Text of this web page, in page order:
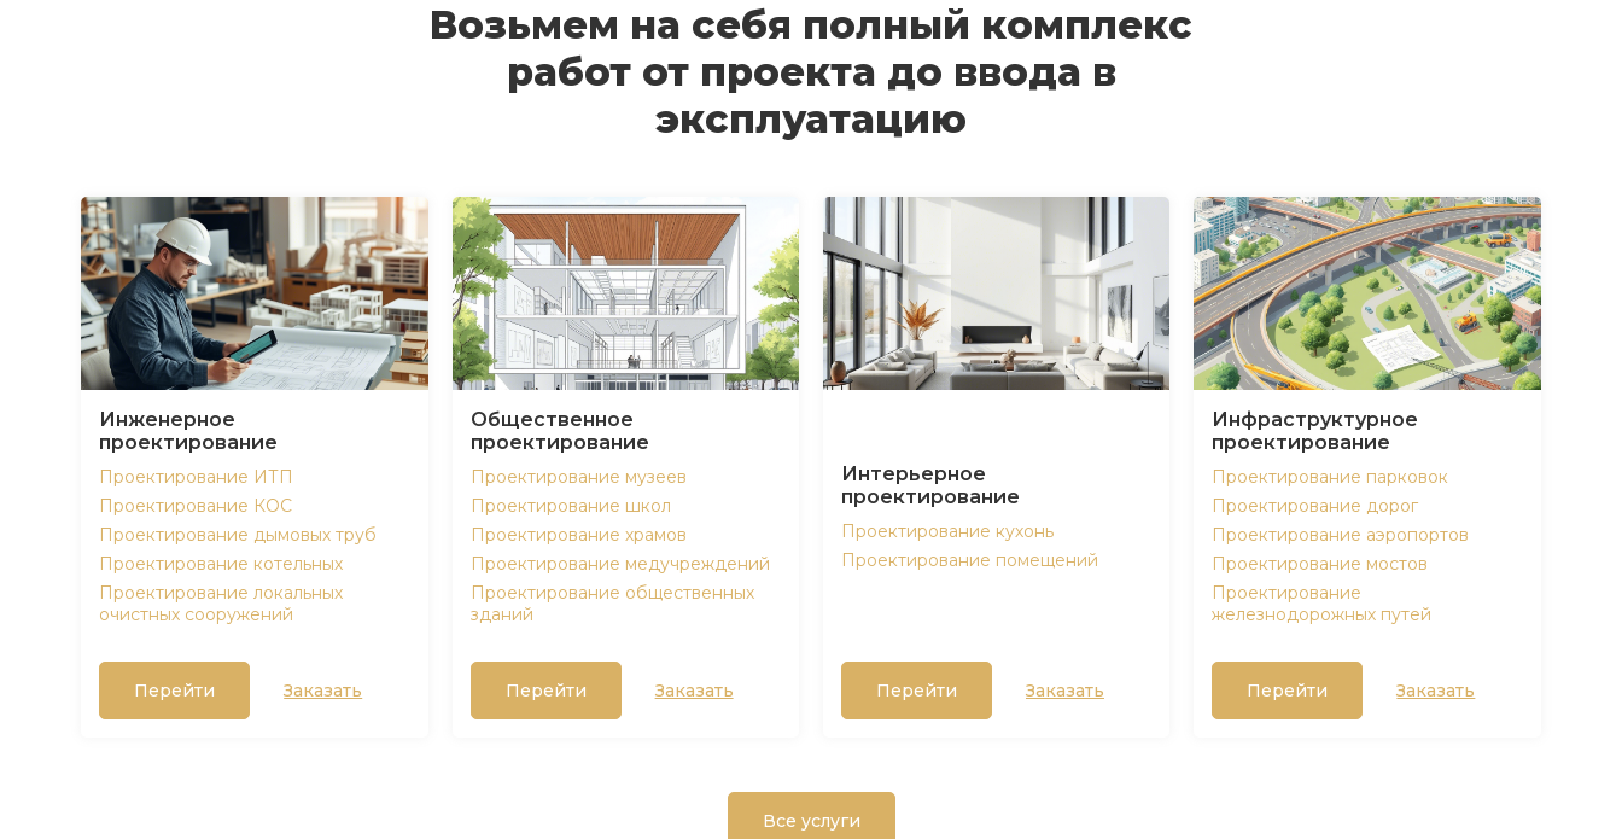
Возьмем на себя полный комплекс
работ от проекта до ввода в
эксплуатацию
Инженерное
проектирование
Проектирование ИТП
Проектирование КОС
Проектирование дымовых труб
Проектирование котельных
Проектирование локальных
очистных сооружений
Перейти Заказать
Общественное
проектирование
Проектирование музеев
Проектирование школ
Проектирование храмов
Проектирование медучреждений
Проектирование общественных
зданий
Перейти Заказать
Интерьерное
проектирование
Проектирование кухонь
Проектирование помещений
Перейти Заказать
Инфраструктурное
проектирование
Проектирование парковок
Проектирование дорог
Проектирование аэропортов
Проектирование мостов
Проектирование
железнодорожных путей
Перейти Заказать
Все услуги